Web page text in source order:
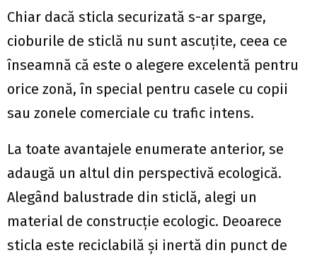
Chiar dacă sticla securizată s-ar sparge,
cioburile de sticlă nu sunt ascuțite, ceea ce
înseamnă că este o alegere excelentă pentru
orice zonă, în special pentru casele cu copii
sau zonele comerciale cu trafic intens.
La toate avantajele enumerate anterior, se
adaugă un altul din perspectivă ecologică.
Alegând balustrade din sticlă, alegi un
material de construcție ecologic. Deoarece
sticla este reciclabilă și inertă din punct de